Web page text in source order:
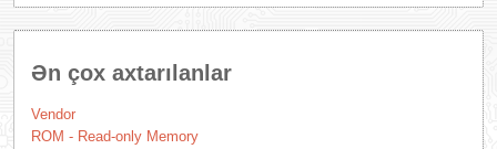
Ən çox axtarılanlar
Vendor
ROM - Read-only Memory